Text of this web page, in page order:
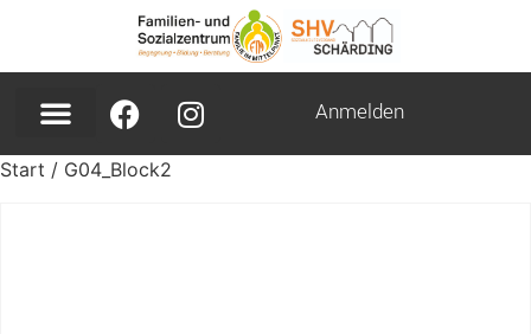
Anmelden
Start / G04_Block2